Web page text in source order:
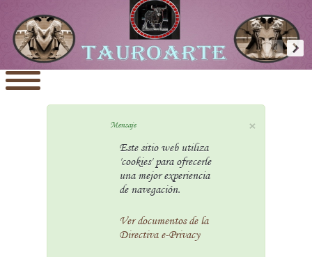
×
Mensaje
Este sitio web utiliza
'cookies' para ofrecerle
una mejor experiencia
de navegación.
Ver documentos de la
Directiva e-Privacy